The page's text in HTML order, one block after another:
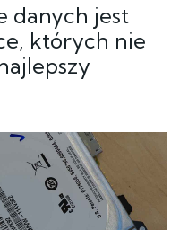
danych jest
których nie